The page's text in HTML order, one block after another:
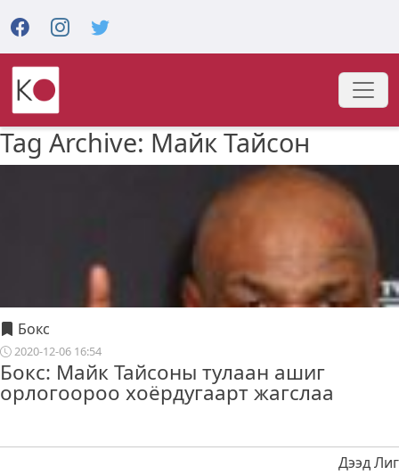
Tag Archive: Майк Тайсон
Бокс
2020-12-06 16:54
Бокс: Майк Тайсоны тулаан ашиг
орлогоороо хоёрдугаарт жагслаа
Дээд Лиг